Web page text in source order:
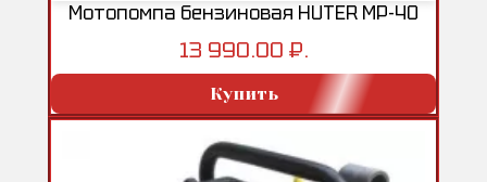
Мотопомпа бензиновая HUTER MP-40
13 990.00 ₽.
Купить